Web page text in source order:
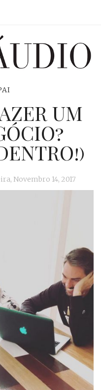
UM
Novembro 14, 2017